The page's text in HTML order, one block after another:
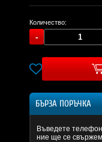
Количество:
БЪРЗА ПОРЪЧКА
Въведете
ние ще се свържем